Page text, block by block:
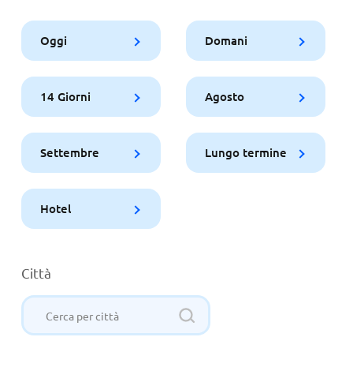
Oggi Domani
14 Giorni Agosto
Settembre Lungo termine
Hotel
Città